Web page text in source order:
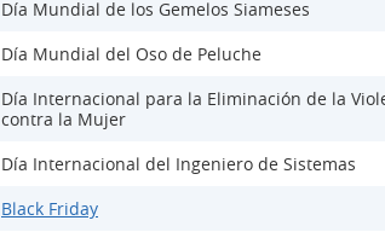
Día Mundial de los Gemelos Siameses
Día Mundial del Oso de Peluche
Día Internacional para la Eliminación de la
contra la Mujer
Día Internacional del Ingeniero de Sistemas
Black Friday